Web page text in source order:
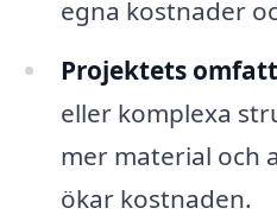
egna kostnader
Projektets
eller komplexa
mer material och
ökar kostnaden.